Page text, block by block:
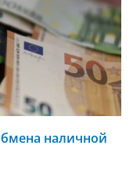
наличной